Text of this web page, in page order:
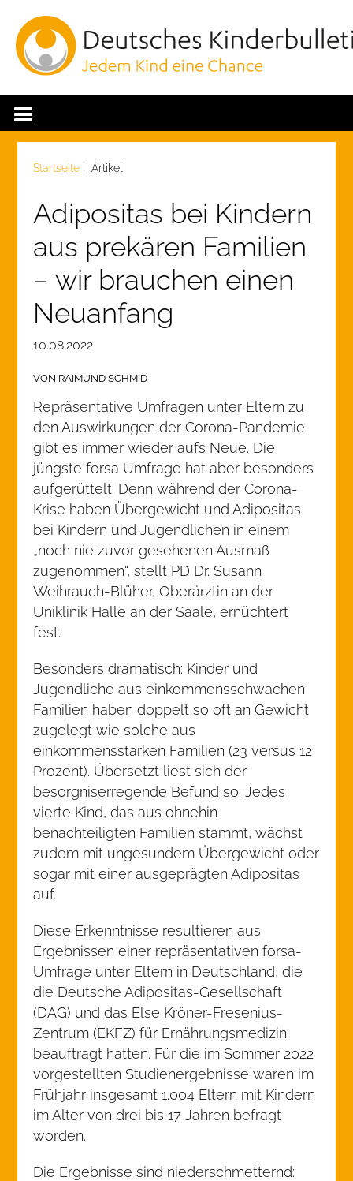
Startseite | Artikel
Adipositas bei Kindern
aus prekären Familien
– wir brauchen einen
Neuanfang
10.08.2022
VON RAIMUND SCHMID
Repräsentative Umfragen unter Eltern zu
den Auswirkungen der Corona-Pandemie
gibt es immer wieder aufs Neue. Die
jüngste forsa Umfrage hat aber besonders
aufgerüttelt. Denn während der Corona-
Krise haben Übergewicht und Adipositas
bei Kindern und Jugendlichen in einem
„noch nie zuvor gesehenen Ausmaß
zugenommen“, stellt PD Dr. Susann
Weihrauch-Blüher, Oberärztin an der
Uniklinik Halle an der Saale, ernüchtert
fest.
Besonders dramatisch: Kinder und
Jugendliche aus einkommensschwachen
Familien haben doppelt so oft an Gewicht
zugelegt wie solche aus
einkommensstarken Familien (23 versus 12
Prozent). Übersetzt liest sich der
besorgniserregende Befund so: Jedes
vierte Kind, das aus ohnehin
benachteiligten Familien stammt, wächst
zudem mit ungesundem Übergewicht oder
sogar mit einer ausgeprägten Adipositas
auf.
Diese Erkenntnisse resultieren aus
Ergebnissen einer repräsentativen forsa-
Umfrage unter Eltern in Deutschland, die
die Deutsche Adipositas-Gesellschaft
(DAG) und das Else Kröner-Fresenius-
Zentrum (EKFZ) für Ernährungsmedizin
beauftragt hatten. Für die im Sommer 2022
vorgestellten Studienergebnisse waren im
Frühjahr insgesamt 1.004 Eltern mit Kindern
im Alter von drei bis 17 Jahren befragt
worden.
Die Ergebnisse sind niederschmetternd: